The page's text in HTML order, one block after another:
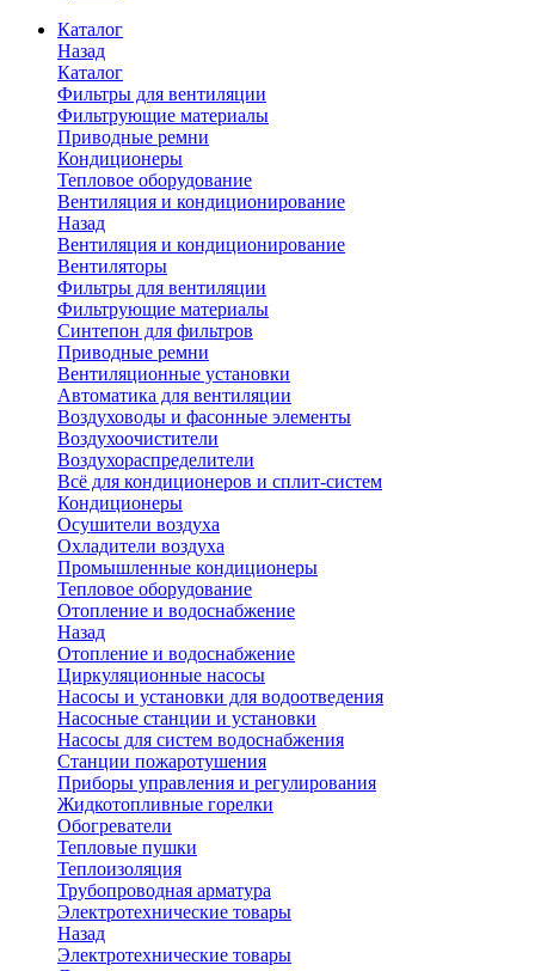
Каталог
Назад
Каталог
Фильтры для вентиляции
Фильтрующие материалы
Приводные ремни
Кондиционеры
Тепловое оборудование
Вентиляция и кондиционирование
Назад
Вентиляция и кондиционирование
Вентиляторы
Фильтры для вентиляции
Фильтрующие материалы
Синтепон для фильтров
Приводные ремни
Вентиляционные установки
Автоматика для вентиляции
Воздуховоды и фасонные элементы
Воздухоочистители
Воздухораспределители
Всё для кондиционеров и сплит-систем
Кондиционеры
Осушители воздуха
Охладители воздуха
Промышленные кондиционеры
Тепловое оборудование
Отопление и водоснабжение
Назад
Отопление и водоснабжение
Циркуляционные насосы
Насосы и установки для водоотведения
Насосные станции и установки
Насосы для систем водоснабжения
Станции пожаротушения
Приборы управления и регулирования
Жидкотопливные горелки
Обогреватели
Тепловые пушки
Теплоизоляция
Трубопроводная арматура
Электротехнические товары
Назад
Электротехнические товары